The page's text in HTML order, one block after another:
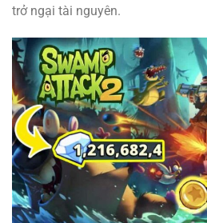
trở ngại tài nguyên.